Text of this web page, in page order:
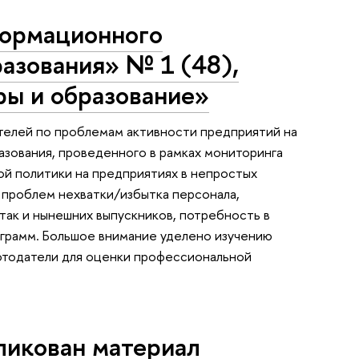
№ 1 (48),
и образование»
по проблемам активности предприятий на
проведенного в рамках мониторинга
политики на предприятиях в непростых
нехватки/избытка персонала,
и нынешних выпускников, потребность в
Большое внимание уделено изучению
для оценки профессиональной
материал